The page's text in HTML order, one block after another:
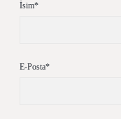
İsim*
E-Posta*